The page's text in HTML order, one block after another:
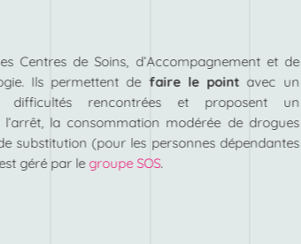
Centres de Soins, d’Accompagnement et de
Ils permettent defaire le point avec un
difficultés rencontrées et proposent un
l’arrêt, la consommation modérée de drogues
substitution (pour les personnes dépendantes
géré par legroupe SOS.